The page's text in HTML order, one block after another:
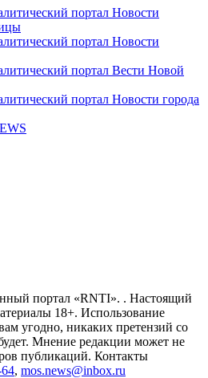
портал Новости
портал Новости
портал Вести Новой
портал Новости города
портал «RNTI». . Настоящий
18+. Использование
угодно, никаких претензий со
Мнение редакции может не
публикаций. Контакты
, mos.news@inbox.ru